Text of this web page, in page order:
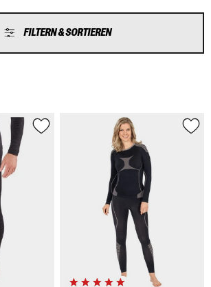
FILTERN & SORTIEREN